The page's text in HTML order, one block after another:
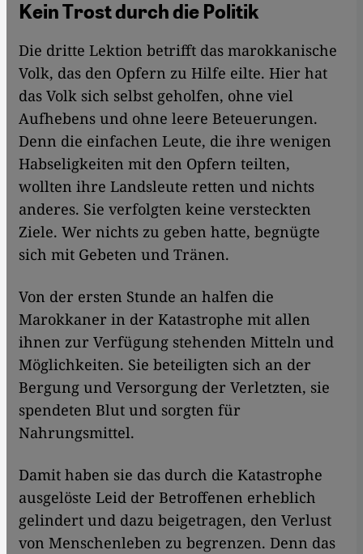
Kein Trost durch die Politik
Die dritte Lektion betrifft das marokkanische
Volk, das den Opfern zu Hilfe eilte. Hier hat
das Volk sich selbst geholfen, ohne viel
Aufhebens und ohne leere Beteuerungen.
Denn die einfachen Leute, die ihre wenigen
Habseligkeiten mit den Opfern teilten,
wollten ihre Landsleute retten und nichts
anderes. Sie verfolgten keine versteckten
Ziele. Wer nichts zu geben hatte, begnügte
sich mit Gebeten und Tränen.
Von der ersten Stunde an halfen die
Marokkaner in der Katastrophe mit allen
ihnen zur Verfügung stehenden Mitteln und
Möglichkeiten. Sie beteiligten sich an der
Bergung und Versorgung der Verletzten, sie
spendeten Blut und sorgten für
Nahrungsmittel.
Damit haben sie das durch die Katastrophe
ausgelöste Leid der Betroffenen erheblich
gelindert und dazu beigetragen, den Verlust
von Menschenleben zu begrenzen. Denn das